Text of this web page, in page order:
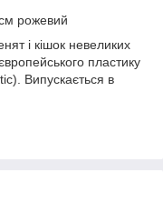
рожевий
і кішок невеликих
пластику
Випускається в